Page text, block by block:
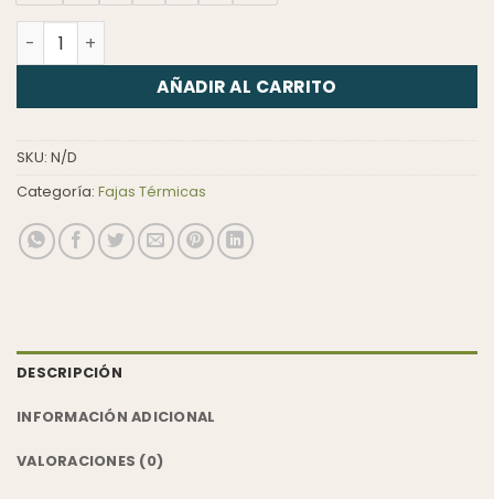
Chaleco Broches Reductor Hombre cantidad
AÑADIR AL CARRITO
SKU: N/D
Categoría: Fajas Térmicas
DESCRIPCIÓN
INFORMACIÓN ADICIONAL
VALORACIONES (0)